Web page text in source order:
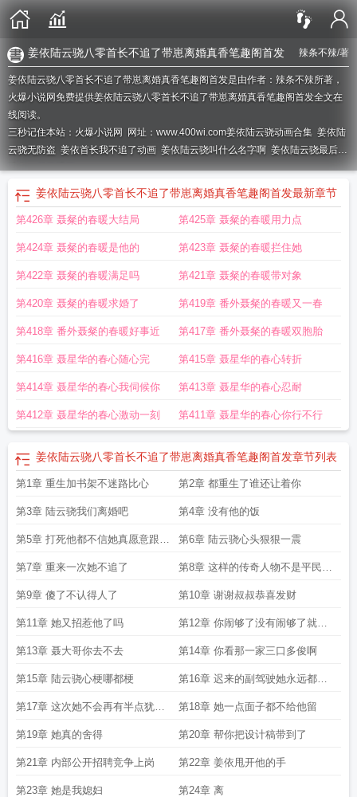
辣条不辣/著
姜依陆云骁八零首长不追了带崽离婚真香笔趣阁首发
姜依陆云骁八零首长不追了带崽离婚真香笔趣阁首发是由作者：辣条不辣所著，
火爆小说网免费提供姜依陆云骁八零首长不追了带崽离婚真香笔趣阁首发全文在
线阅读。
三秒记住本站：火爆小说网 网址：www.400wi.com姜依陆云骁动画合集 姜依陆
云骁无防盗 姜依首长我不追了动画 姜依陆云骁叫什么名字啊 姜依陆云骁最后和
谁在一起了视频
姜依陆云骁八零首长不追了带崽离婚真香笔趣阁首发最新章节
第426章 聂粲的春暖大结局 第425章 聂粲的春暖用力点
第424章 聂粲的春暖是他的 第423章 聂粲的春暖拦住她
第422章 聂粲的春暖满足吗 第421章 聂粲的春暖带对象
第420章 聂粲的春暖求婚了 第419章 番外聂粲的春暖又一春
第418章 番外聂粲的春暖好事近 第417章 番外聂粲的春暖双胞胎
第416章 聂星华的春心随心完 第415章 聂星华的春心转折
第414章 聂星华的春心我伺候你 第413章 聂星华的春心忍耐
第412章 聂星华的春心激动一刻 第411章 聂星华的春心你行不行
姜依陆云骁八零首长不追了带崽离婚真香笔趣阁首发章节列表
第1章 重生加书架不迷路比心 第2章 都重生了谁还让着你
第3章 陆云骁我们离婚吧 第4章 没有他的饭
第5章 打死他都不信她真愿意跟他
去离婚
第6章 陆云骁心头狠狠一震
第7章 重来一次她不追了 第8章 这样的传奇人物不是平民百
姓能招惹的
第9章 傻了不认得人了 第10章 谢谢叔叔恭喜发财
第11章 她又招惹他了吗 第12章 你闹够了没有闹够了就回
来
第13章 聂大哥你去不去 第14章 你看那一家三口多俊啊
第15章 陆云骁心梗哪都梗 第16章 迟来的副驾驶她永远都不
会再坐
第17章 这次她不会再有半点犹豫
了
第18章 她一点面子都不给他留
第19章 她真的舍得 第20章 帮你把设计稿带到了
第21章 内部公开招聘竞争上岗 第22章 姜依甩开他的手
第23章 她是我媳妇 第24章 离